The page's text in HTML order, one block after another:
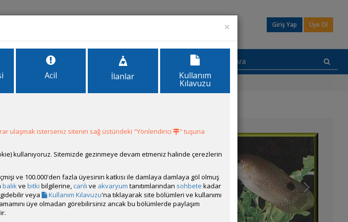
Giriş Yap Üye Ol
daha çok nokta vardır.Dişiler ise üreme dönemleri
×
Acil İlanlar Kullanım
Kılavuzu
ulaşmak isterseniz sitenin sağ üstündeki "Yönlendirici
" tuşuna
kullanıyoruz. Sitemizde gezinmeye devam etmeniz halinde çerezlerin
ve 100.000'den fazla üyesinin katkısı ile damlaya damlaya göl olmuş
balıkve bitki bilgilerine, canlı ve akvaryum tanıtımlarından sohbete kadar
veya
Kullanım Kılavuzu'na tıklayarak site bölümleri ve kullanımı
üye olmadan görebilirsiniz ancak bu bölümlerde paylaşım